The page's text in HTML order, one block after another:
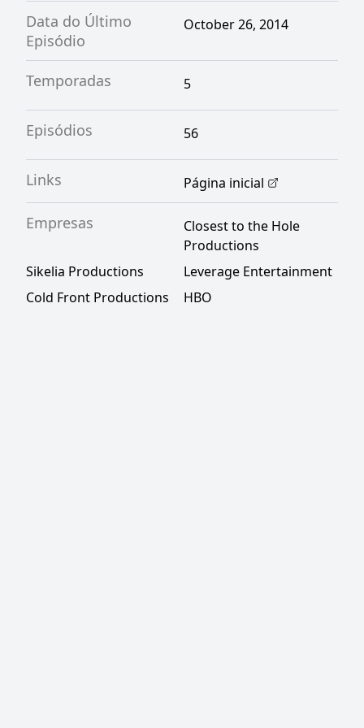
Data do Último
Episódio
October 26, 2014
Temporadas 5
Episódios 56
Links Página inicial
Empresas
Closest to the Hole
Productions
Sikelia Productions
Leverage Entertainment
Cold Front Productions
HBO